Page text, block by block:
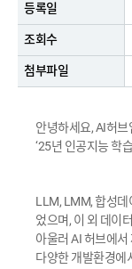
AI 데이터찾기
AI 허브소개
커뮤니티
AI 개발지원
고객지원
등록일
조회수
첨부파일
안녕하세요, AI허브
‘25년 인공지능 학
LLM, LMM, 합성데
었으며, 이 외 데이
아울러 AI 허브에서
다양한 개발환경에